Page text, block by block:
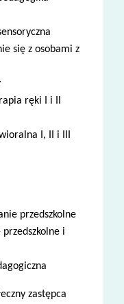
się z osobami z
ręki I i II
I, II i III
przedszkolne
i
zastępca